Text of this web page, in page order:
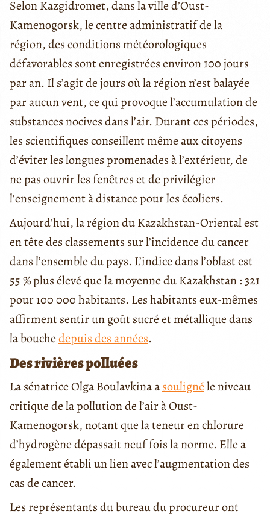
Selon Kazgidromet, dans la ville d’Oust-
Kamenogorsk, le centre administratif de la
région, des conditions météorologiques
défavorables sont enregistrées environ 100 jours
par an. Il s’agit de jours où la région n’est balayée
par aucun vent, ce qui provoque l’accumulation de
substances nocives dans l’air. Durant ces périodes,
les scientifiques conseillent même aux citoyens
d’éviter les longues promenades à l’extérieur, de
ne pas ouvrir les fenêtres et de privilégier
l’enseignement à distance pour les écoliers.
Aujourd’hui, la région du Kazakhstan-Oriental est
en tête des classements sur l’incidence du cancer
dans l’ensemble du pays. L’indice dans l’oblast est
55 % plus élevé que la moyenne du Kazakhstan : 321
pour 100 000 habitants. Les habitants eux-mêmes
affirment sentir un goût sucré et métallique dans
la bouchedepuis des années.
Des rivières polluées
La sénatrice Olga Boulavkina asoulignéle niveau
critique de la pollution de l’air à Oust-
Kamenogorsk, notant que la teneur en chlorure
d’hydrogène dépassait neuf fois la norme. Elle a
également établi un lien avec l’augmentation des
cas de cancer.
Les représentants du bureau du procureur ont